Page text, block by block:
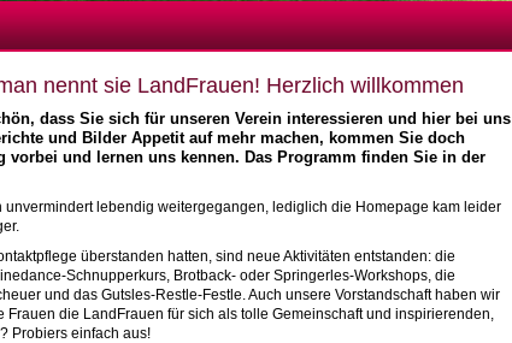
nennt sie LandFrauen! Herzlich willkommen
dass Sie sich für unseren Verein interessieren und hier bei uns
und Bilder Appetit auf mehr machen, kommen Sie doch
vorbei und lernen uns kennen. Das Programm finden Sie in der
unvermindert lebendig weitergegangen, lediglich die Homepage kam leider
überstanden hatten, sind neue Aktivitäten entstanden: die
Schnupperkurs, Brotback- oder Springerles-Workshops, die
und das Gutsles-Restle-Festle. Auch unsere Vorstandschaft haben wir
die LandFrauen für sich als tolle Gemeinschaft und inspirierenden,
Probiers einfach aus!